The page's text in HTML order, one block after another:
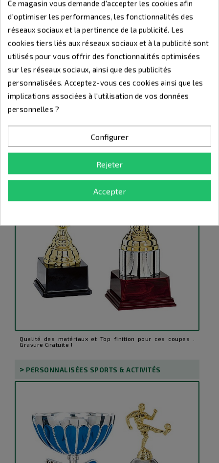
Gravure gratuite!
>LIGNE PRESTIGE
Qualité des matériaux et Top finition pour ces coupes .
Gravure Gratuite !
> PERSONNALISÉES SPORTS & ACTIVITÉS
Ce magasin vous demande d'accepter les cookies afin
d'optimiser les performances, les fonctionnalités des
réseaux sociaux et la pertinence de la publicité. Les
cookies tiers liés aux réseaux sociaux et à la publicité sont
utilisés pour vous offrir des fonctionnalités optimisées
sur les réseaux sociaux, ainsi que des publicités
personnalisées. Acceptez-vous ces cookies ainsi que les
implications associées à l'utilisation de vos données
personnelles ?
Configurer
Rejeter
Accepter